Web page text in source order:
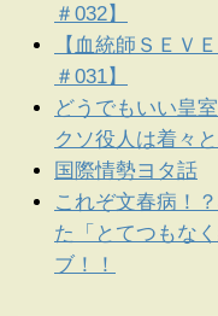
＃032】
【血統師ＳＥＶ
＃031】
どうでもいい皇
クソ役人は着々
国際情勢ヨタ話
これぞ文春病！
た「とてつもな
ブ！！